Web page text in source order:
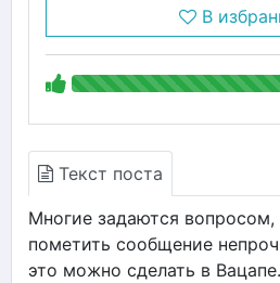
В
Текст поста
Многие задаются вопросом,
пометить сообщение
это можно сделать в